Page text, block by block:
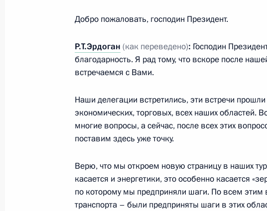
8 августа 2022 года, понедельник
Встреча с губернатором Белгородской
Поздравление с Днём железнодорожника
7 августа 2022 года, 00:00 Москва, Кремль
Добро пожаловать, господин Президент.
Р.Т.Эрдоган (как переведено): Господин
благодарность. Я рад тому, что вскоре после
встречаемся с Вами.
Наши делегации встретились, эти встречи
экономических, торговых, всех наших областей.
многие вопросы, а сейчас, после всех этих
поставим здесь уже точку.
Верю, что мы откроем новую страницу в наших
касается и энергетики, это особенно касается
по которому мы предприняли шаги. По всем этим
транспорта – были предприняты шаги в этих